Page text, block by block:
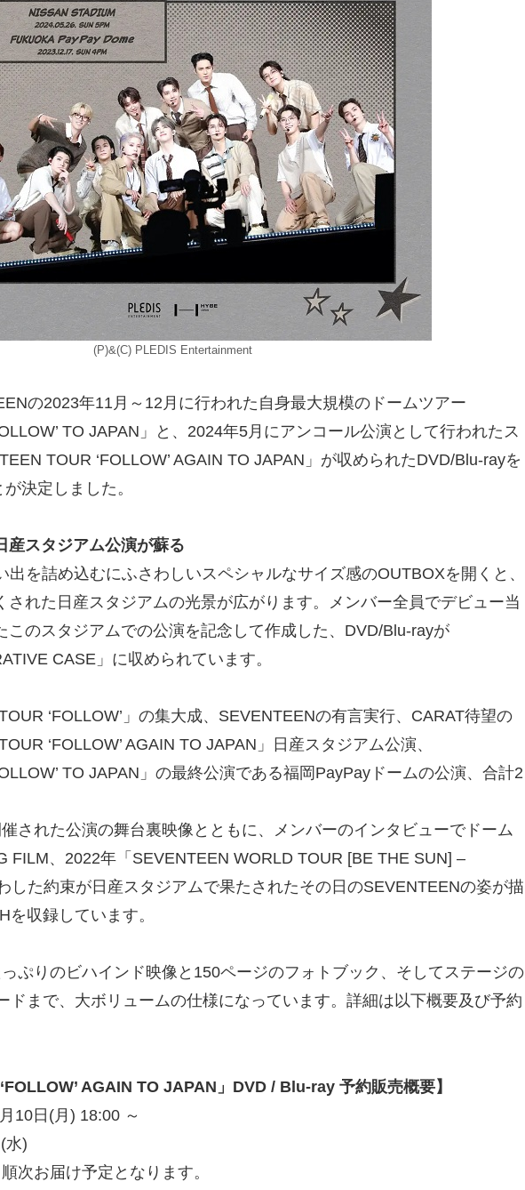
(P)&(C) PLEDIS Entertainment
の2023年11月～12月に行われた自身最大規模のドームツアー
TO JAPAN」と、2024年5月にアンコール公演として行われたス
TOUR ‘FOLLOW’ AGAIN TO JAPAN」が収められたDVD/Blu-rayを
決定しました。
産スタジアム公演が蘇る
出を詰め込むにふさわしいスペシャルなサイズ感のOUTBOXを開くと、
された日産スタジアムの光景が広がります。メンバー全員でデビュー当
このスタジアムでの公演を記念して作成した、DVD/Blu-rayが
CASE」に収められています。
‘FOLLOW’」の集大成、SEVENTEENの有言実行、CARAT待望の
‘FOLLOW’ AGAIN TO JAPAN」日産スタジアム公演、
TO JAPAN」の最終公演である福岡PayPayドームの公演、合計2
された公演の舞台裏映像とともに、メンバーのインタビューでドーム
FILM、2022年「SEVENTEEN WORLD TOUR [BE THE SUN] –
した約束が日産スタジアムで果たされたその日のSEVENTEENの姿が描
収録しています。
ぷりのビハインド映像と150ページのフォトブック、そしてステージの
ドまで、大ボリュームの仕様になっています。詳細は以下概要及び予約
AGAIN TO JAPAN」DVD / Blu-ray 予約販売概要】
10日(月) 18:00 ～
水)
次お届け予定となります。